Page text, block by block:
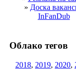
» Доска
InFanDub
Облако тегов
2018, 2019, 2020,